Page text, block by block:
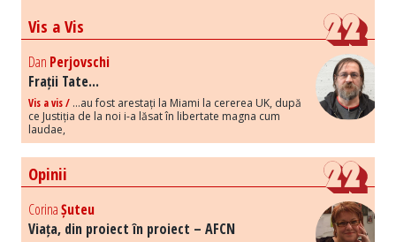
Vis a Vis
Dan Perjovschi
Frații Tate...
Vis a vis / ...au fost arestați la Miami la cererea UK, după
ce Justiția de la noi i-a lăsat în libertate magna cum
laudae,
Opinii
CorinaȘuteu
Viața, din proiect în proiect – AFCN